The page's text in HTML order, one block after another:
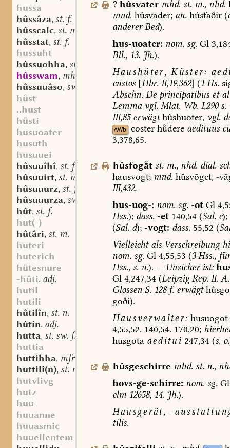
hussa
hûssâza, st. f.
hûsscalc, st. m.
hûsstat, st. f.
hussuht
hûssuohha, st. f.
hûsswam, mhd. st. m.
hûssuuâso, sw. m.
hst
..hust
hsti
husuoater
husuth
husuuei
hûsuuîhî, st. f.
hûsuuirt, st. m.
hûsuuurz, st. f.
hûsuuurza, sw. f.
hût, st. f.
hut(-)
hûtâri, st. m.
huteri
huterich
htesnure
-hûti, adj.
hutil
hutili
hûtilîn, st. n.
hûtîn, adj.
hutta, st. sw. f.
huttia
huttihha, mfrk. (sw.?) f.
huttilî(n), st. n.
hutvlivg
hutz
huu-
huuanne
huuasmic
huuellentem
? hûsvater mhd. st. m., nhd.
mnd.hûsvāder; an.húsfaðir(
andererBed).
hus-uoater: nom.sg.Gl
Bll., 13.Jh.).
Haushüter, Küster:
custos[Hbr. II,19,362] (1Hs.
Abschn.Deprincipatibuset
Lemmavgl.Mlat.Wb.I,290s.
III,85erwägthûshuoter, vgl.
AWb coster hdere aedituus
3,378,65.
hûsfogt st. m., nhd. dial.
hausvogt; mnd.hûsvōget,-
III,432.
hus-uog-: nom.sg. -otGl
Hss.); dass. -et140,54(Sal.c);
(Sal.d); -vogt: dass. 55,52 (
VielleichtalsVerschreibung
nom.sg. Gl4,55,53 (3Hss.,für
Hss.,s.u.). — Unsicherist:
Gl4,247,34(LeipzigRep. II.A.
GlossenS.128f.erwägt
goði).
Hausverwalter: husuogot
4,55,52. 140,54. 170,20;
husgota aeditui 247,34 (s. o.
hûsgeschirre mhd. st. n.,
hovs-ge-schirre: nom.sg.Gl
clm12658, 14.Jh.).
Hausgerät, -
tilis.